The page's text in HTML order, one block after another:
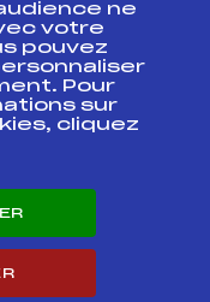
Suivi
ne
votre
pouvez
Pour
sur
cliquez